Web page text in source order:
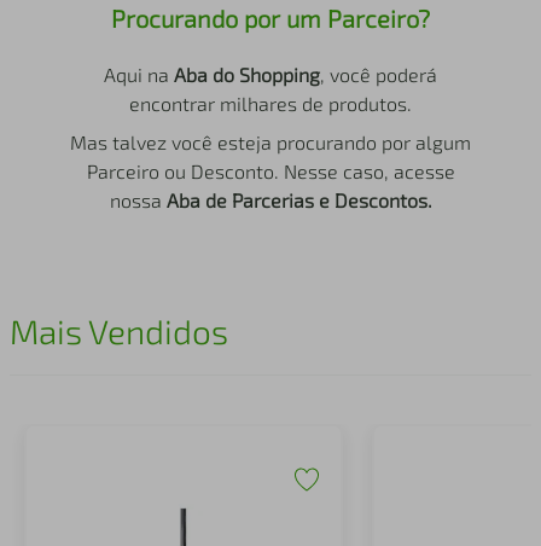
Procurando por um Parceiro?
Aqui na Aba do Shopping, você poderá
encontrar milhares de produtos.
Mas talvez você esteja procurando por algum
Parceiro ou Desconto. Nesse caso, acesse
nossa Aba de Parcerias e Descontos.
Mais Vendidos